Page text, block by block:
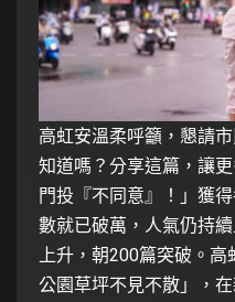
高虹安溫柔呼籲，懇請
知道嗎？分享這篇，讓
門投『不同意』！」獲
數就已破萬，人氣仍持
上升，朝200篇突破。
公園草坪不見不散」，